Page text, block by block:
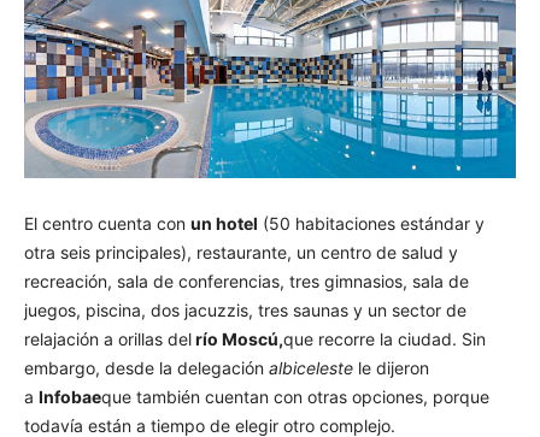
El centro cuenta con un hotel (50 habitaciones estándar y
otra seis principales), restaurante, un centro de salud y
recreación, sala de conferencias, tres gimnasios, sala de
juegos, piscina, dos jacuzzis, tres saunas y un sector de
relajación a orillas delrío Moscú,que recorre la ciudad. Sin
embargo, desde la delegación albiceleste le dijeron
a Infobaeque también cuentan con otras opciones, porque
todavía están a tiempo de elegir otro complejo.